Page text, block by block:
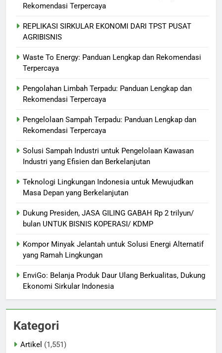
Rekomendasi Terpercaya
REPLIKASI SIRKULAR EKONOMI DARI TPST PUSAT
AGRIBISNIS
Waste To Energy: Panduan Lengkap dan Rekomendasi
Terpercaya
Pengolahan Limbah Terpadu: Panduan Lengkap dan
Rekomendasi Terpercaya
Pengelolaan Sampah Terpadu: Panduan Lengkap dan
Rekomendasi Terpercaya
Solusi Sampah Industri untuk Pengelolaan Kawasan
Industri yang Efisien dan Berkelanjutan
Teknologi Lingkungan Indonesia untuk Mewujudkan
Masa Depan yang Berkelanjutan
Dukung Presiden, JASA GILING GABAH Rp 2 trilyun/
bulan UNTUK BISNIS KOPERASI/ KDMP
Kompor Minyak Jelantah untuk Solusi Energi Alternatif
yang Ramah Lingkungan
EnviGo: Belanja Produk Daur Ulang Berkualitas, Dukung
Ekonomi Sirkular Indonesia
Kategori
Artikel (1,551)